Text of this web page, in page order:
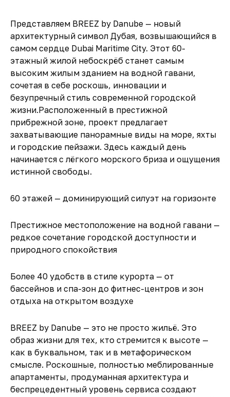
Представляем BREEZ by Danube — новый
архитектурный символ Дубая, возвышающийся в
самом сердце Dubai Maritime City. Этот 60-
этажный жилой небоскрёб станет самым
высоким жилым зданием на водной гавани,
сочетая в себе роскошь, инновации и
безупречный стиль современной городской
жизни.Расположенный в престижной
прибрежной зоне, проект предлагает
захватывающие панорамные виды на море, яхты
и городские пейзажи. Здесь каждый день
начинается с лёгкого морского бриза и ощущения
истинной свободы.
60 этажей — доминирующий силуэт на горизонте
Престижное местоположение на водной гавани —
редкое сочетание городской доступности и
природного спокойствия
Более 40 удобств в стиле курорта — от
бассейнов и спа-зон до фитнес-центров и зон
отдыха на открытом воздухе
BREEZ by Danube — это не просто жильё. Это
образ жизни для тех, кто стремится к высоте —
как в буквальном, так и в метафорическом
смысле. Роскошные, полностью меблированные
апартаменты, продуманная архитектура и
беспрецедентный уровень сервиса создают